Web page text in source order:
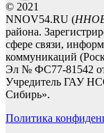
© 2021
NNOV54.RU (
района.
сфере связи,
коммуникаций
Эл № ФС77-81542
Учредитель ГАУ
Сибирь».
Политика